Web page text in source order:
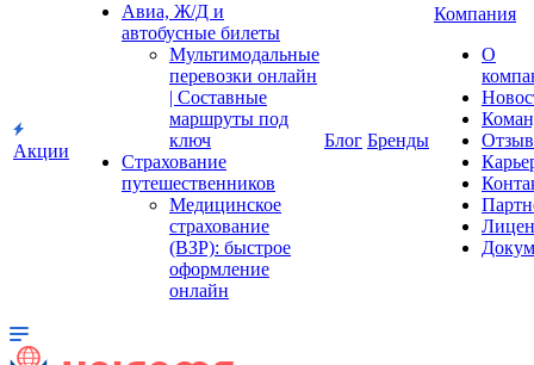
Акции
Авиа, Ж/Д и
автобусные билеты
Мультимодальные
перевозки онлайн
| Составные
маршруты под
ключ
Страхование
путешественников
Медицинское
страхование
(ВЗР): быстрое
оформление
онлайн
Блог Бренды
Компания
О